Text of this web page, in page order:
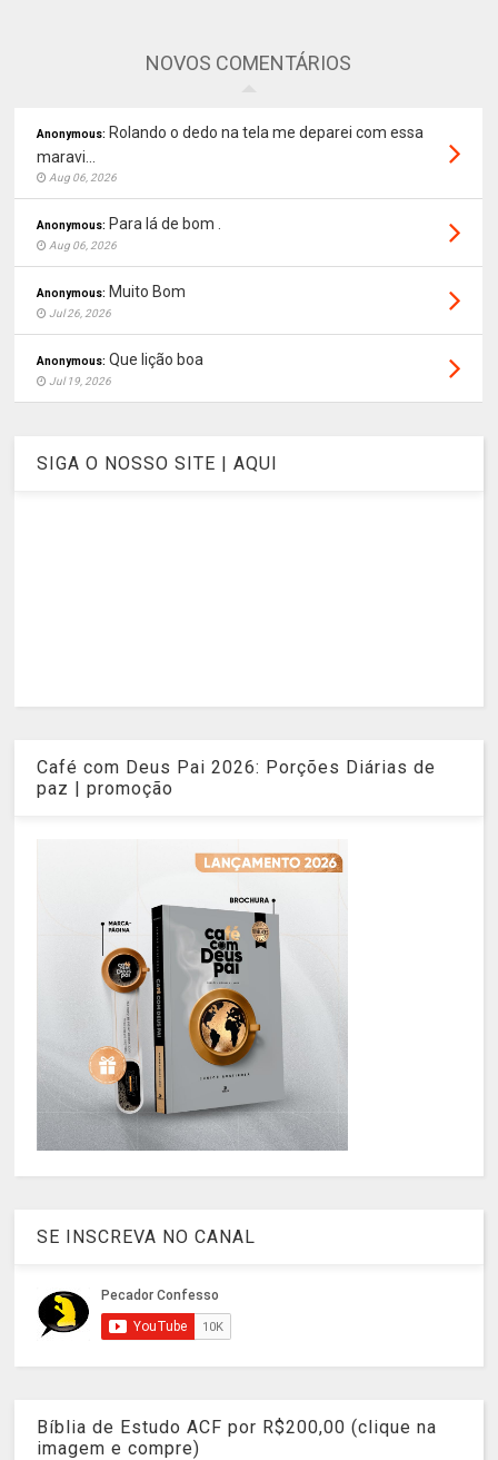
NOVOS COMENTÁRIOS
Anonymous: Rolando o dedo na tela me deparei com essa
maravi...
Aug 06, 2026
Anonymous: Para lá de bom .
Aug 06, 2026
Anonymous: Muito Bom
Jul 26, 2026
Anonymous: Que lição boa
Jul 19, 2026
SIGA O NOSSO SITE | AQUI
Café com Deus Pai 2026: Porções Diárias de
paz | promoção
SE INSCREVA NO CANAL
Bíblia de Estudo ACF por R$200,00 (clique na
imagem e compre)